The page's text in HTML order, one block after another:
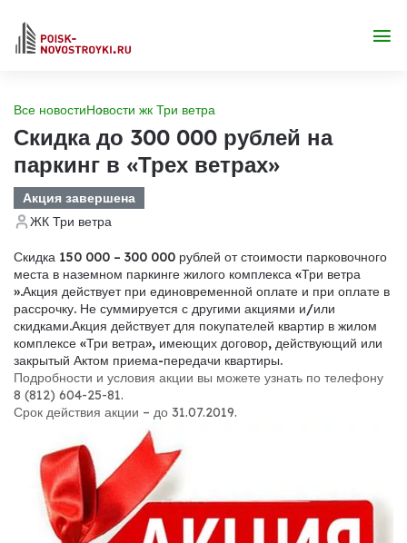
Все новостиНовости жк Три ветра
Скидка до 300 000 рублей на
паркинг в «Трех ветрах»
Акция завершена
ЖК Три ветра
Скидка 150 000 – 300 000 рублей от стоимости парковочного
места в наземном паркинге жилого комплекса «Три ветра
».Акция действует при единовременной оплате и при оплате в
рассрочку. Не суммируется с другими акциями и/или
скидками.Акция действует для покупателей квартир в жилом
комплексе «Три ветра», имеющих договор, действующий или
закрытый Актом приема-передачи квартиры.
Подробности и условия акции вы можете узнать по телефону
8 (812) 604-25-81.
Срок действия акции – до 31.07.2019.